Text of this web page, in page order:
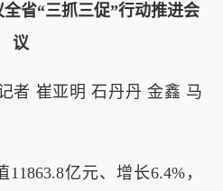
省“三抓三促”行动推进会
议
崔亚明 石丹丹 金鑫 马
亿元、增长6.4%，